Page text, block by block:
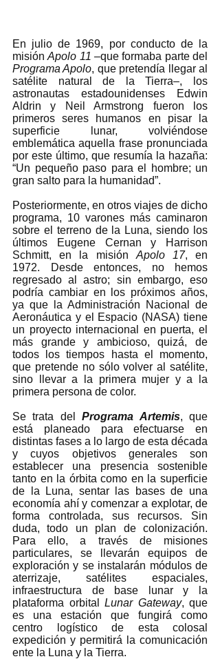
En julio de 1969, por conducto de la
misión Apolo 11
Programa Apolo, que pretendía llegar al
satélite natural de la Tierra–, los
astronautas estadounidenses Edwin
Aldrin y Neil Armstrong fueron los
primeros seres humanos en pisar la
superficie lunar, volviéndose
emblemática aquella frase pronunciada
por este último, que resumía la hazaña:
“Un pequeño paso para el hombre; un
gran salto para la humanidad”.
Posteriormente, en otros viajes de dicho
programa, 10 varones más caminaron
sobre el terreno de la Luna, siendo los
últimos Eugene Cernan y Harrison
Schmitt, en la misión Apolo 17, en
1972. Desde entonces, no hemos
regresado al astro; sin embargo, eso
podría cambiar en los próximos años,
ya que la Administración Nacional de
Aeronáutica y el Espacio (NASA) tiene
un proyecto internacional en puerta, el
más grande y ambicioso, quizá, de
todos los tiempos hasta el momento,
que pretende no sólo volver al satélite,
sino llevar a la primera mujer y a la
primera persona de color.
Se trata del Programa Artemis, que
está planeado para efectuarse en
distintas fases a lo largo de esta década
y cuyos objetivos generales son
establecer una presencia sostenible
tanto en la órbita como en la superficie
de la Luna, sentar las bases de una
economía ahí y comenzar a explotar, de
forma controlada, sus recursos. Sin
duda, todo un plan de colonización.
Para ello, a través de misiones
particulares, se llevarán equipos de
exploración y se instalarán módulos de
aterrizaje, satélites espaciales,
infraestructura de base lunar y la
plataforma orbital Lunar Gateway, que
es una estación que fungirá como
centro logístico de esta colosal
expedición y permitirá la comunicación
ente la Luna y la Tierra.